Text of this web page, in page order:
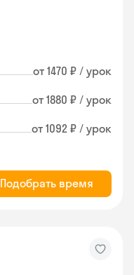
от 1470 ₽ / урок
от 1880 ₽ / урок
от 1092 ₽ / урок
Подобрать время